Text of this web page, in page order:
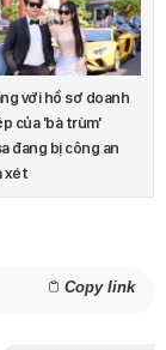
với hồ sơ doanh
của 'bà trùm'
đang bị công an
xét
Copy link